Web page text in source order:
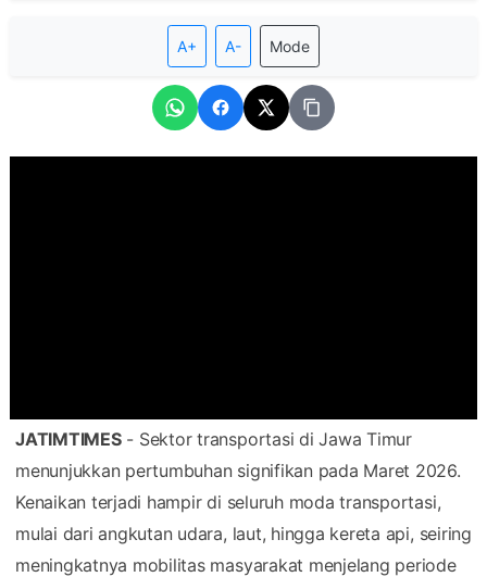
A+ A- Mode
JATIMTIMES- Sektor transportasi di Jawa Timur
menunjukkan pertumbuhan signifikan pada Maret 2026.
Kenaikan terjadi hampir di seluruh moda transportasi,
mulai dari angkutan udara, laut, hingga kereta api, seiring
meningkatnya mobilitas masyarakat menjelang periode